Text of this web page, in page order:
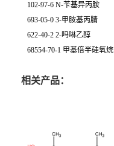
102-97-6 N-苄基异丙胺
693-05-0 3-甲胺基丙腈
622-40-2 2-吗啉乙醇
68554-70-1 甲基倍半硅氧烷
相关产品：